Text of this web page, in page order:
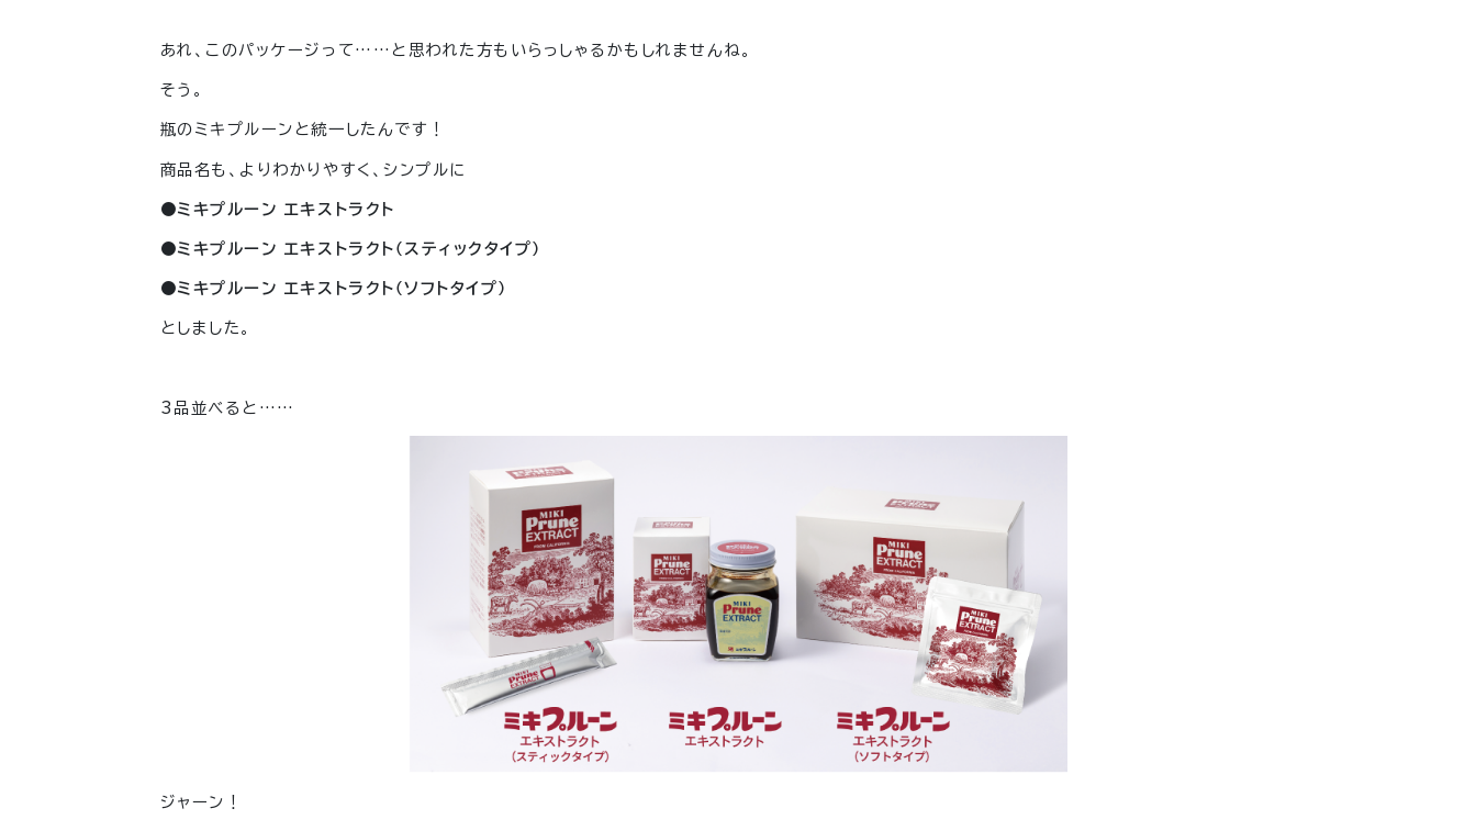
あれ、このパッケージって……と思われた方もいらっしゃるかもしれませんね。
そう。
瓶のミキプルーンと統一したんです！
商品名も、よりわかりやすく、シンプルに
●ミキプルーン エキストラクト
●ミキプルーン エキストラクト（スティックタイプ）
●ミキプルーン エキストラクト（ソフトタイプ）
としました。
3品並べると……
ジャーン！